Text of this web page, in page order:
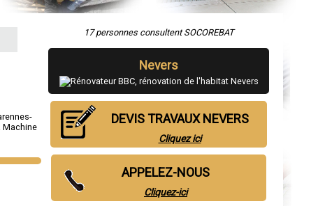
Machine
17 personnes consultent SOCOREBAT
Nevers
DEVIS TRAVAUX NEVERS
Cliquez ici
APPELEZ-NOUS
Cliquez-ici